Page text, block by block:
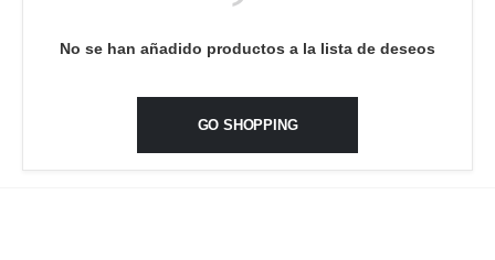
No se han añadido productos a la lista de deseos
GO SHOPPING